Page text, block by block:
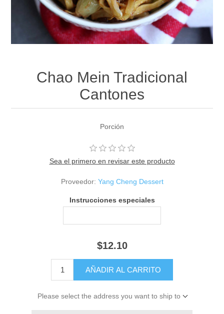
Chao Mein Tradicional
Cantones
Porción
Sea el primero en revisar este producto
Proveedor: Yang Cheng Dessert
Instrucciones especiales
$12.10
Please select the address you want to ship to